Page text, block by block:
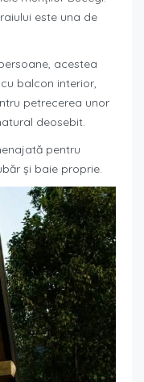
este una de
acestea
balcon interior,
petrecerea unor
deosebit.
pentru
și baie proprie.